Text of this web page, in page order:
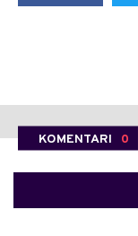
KOMENTARI 0